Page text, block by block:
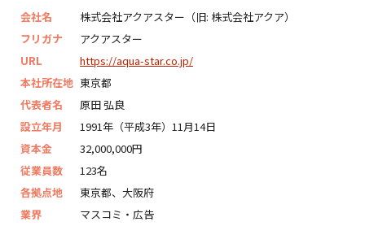
会社名
株式会社アクアスター（旧: 株式会社アクア）
フリガナ
アクアスター
URL
https://aqua-star.co.jp/
本社所在地 東京都
代表者名
原田 弘良
設立年月
1991年（平成3年）11月14日
資本金
32,000,000円
従業員数
123名
各拠点地
東京都、大阪府
業界
マスコミ・広告